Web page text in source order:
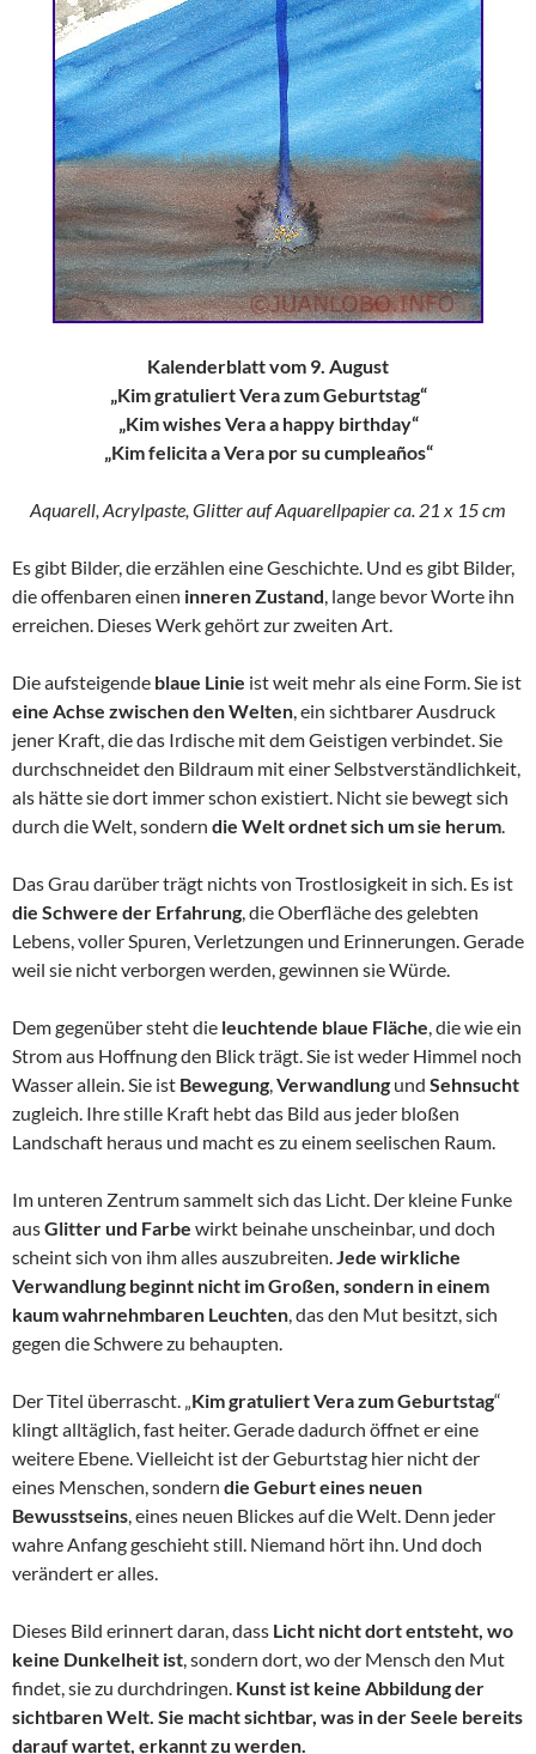
Kalenderblatt vom 9. August
„Kim gratuliert Vera zum Geburtstag“
„Kim wishes Vera a happy birthday“
„Kim felicita a Vera por su cumpleaños“
Aquarell, Acrylpaste, Glitter auf Aquarellpapier ca. 21 x 15 cm
Es gibt Bilder, die erzählen eine Geschichte. Und es gibt Bilder,
die offenbaren einen inneren Zustand, lange bevor Worte ihn
erreichen. Dieses Werk gehört zur zweiten Art.
Die aufsteigende blaue Linie ist weit mehr als eine Form. Sie ist
eine Achse zwischen den Welten, ein sichtbarer Ausdruck
jener Kraft, die das Irdische mit dem Geistigen verbindet. Sie
durchschneidet den Bildraum mit einer Selbstverständlichkeit,
als hätte sie dort immer schon existiert. Nicht sie bewegt sich
durch die Welt, sondern die Welt ordnet sich um sie herum.
Das Grau darüber trägt nichts von Trostlosigkeit in sich. Es ist
die Schwere der Erfahrung, die Oberfläche des gelebten
Lebens, voller Spuren, Verletzungen und Erinnerungen. Gerade
weil sie nicht verborgen werden, gewinnen sie Würde.
Dem gegenüber steht die leuchtende blaue Fläche, die wie ein
Strom aus Hoffnung den Blick trägt. Sie ist weder Himmel noch
Wasser allein. Sie ist Bewegung,Verwandlung und Sehnsucht
zugleich. Ihre stille Kraft hebt das Bild aus jeder bloßen
Landschaft heraus und macht es zu einem seelischen Raum.
Im unteren Zentrum sammelt sich das Licht. Der kleine Funke
ausGlitter und Farbe wirkt beinahe unscheinbar, und doch
scheint sich von ihm alles auszubreiten.Jede wirkliche
Verwandlung beginnt nicht im Großen, sondern in einem
kaum wahrnehmbaren Leuchten, das den Mut besitzt, sich
gegen die Schwere zu behaupten.
Der Titel überrascht. „Kim gratuliert Vera zum Geburtstag“
klingt alltäglich, fast heiter. Gerade dadurch öffnet er eine
weitere Ebene. Vielleicht ist der Geburtstag hier nicht der
eines Menschen, sondern die Geburt eines neuen
Bewusstseins, eines neuen Blickes auf die Welt. Denn jeder
wahre Anfang geschieht still. Niemand hört ihn. Und doch
verändert er alles.
Dieses Bild erinnert daran, dass Licht nicht dort entsteht, wo
keine Dunkelheit ist, sondern dort, wo der Mensch den Mut
findet, sie zu durchdringen. Kunst ist keine Abbildung der
sichtbaren Welt. Sie macht sichtbar, was in der Seele bereits
darauf wartet, erkannt zu werden.